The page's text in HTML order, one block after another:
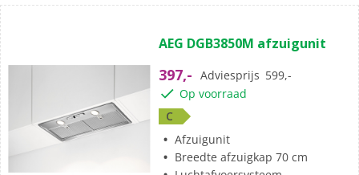
AEG DGB3850M afzuigunit
397,- Adviesprijs 599,-
Op voorraad
C
Afzuigunit
Breedte afzuigkap 70 cm